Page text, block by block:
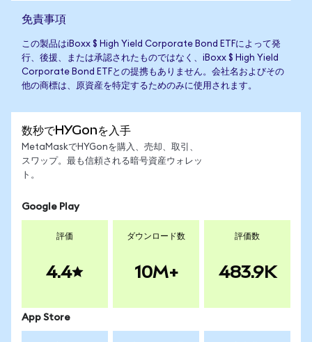
免責事項
この製品はiBoxx $ High Yield Corporate Bond ETFによって発
行、後援、または承認されたものではなく、iBoxx $ High Yield
Corporate Bond ETFとの提携もありません。会社名およびその
他の商標は、原資産を特定するためのみに使用されます。
数秒でHYGonを入手
MetaMaskでHYGonを購入、売却、取引、
スワップ。最も信頼される暗号資産ウォレッ
ト。
Google Play
評価
4.4
ダウンロード数
10M+
評価数
483.9K
App Store